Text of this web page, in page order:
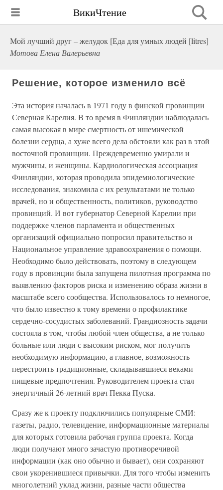
ВикиЧтение
Мой лучший друг – желудок [Еда для умных людей [litres]
Мотова Елена Валерьевна
Решение, которое изменило всё
Эта история началась в 1971 году в финской провинции
Северная Карелия. В то время в Финляндии наблюдалась
самая высокая в мире смертность от ишемической
болезни сердца, а хуже всего дела обстояли как раз в этой
восточной провинции. Преждевременно умирали и
мужчины, и женщины. Кардиологическая ассоциация
Финляндии, которая проводила эпидемиологические
исследования, знакомила с их результатами не только
врачей, но и общественность, политиков, руководство
провинций. И вот губернатор Северной Карелии при
поддержке членов парламента и общественных
организаций официально попросил правительство и
Национальное управление здравоохранения о помощи.
Необходимо было действовать, поэтому в следующем
году в провинции была запущена пилотная программа по
выявлению факторов риска и изменению образа жизни в
масштабе всего сообщества. Использовалось то немногое,
что было известно к тому времени о профилактике
сердечно-сосудистых заболеваний. Грандиозность задачи
состояла в том, чтобы любой член общества, а не только
больные или люди с высоким риском, мог получить
необходимую информацию, а главное, возможность
перестроить традиционные, складывавшиеся веками
пищевые предпочтения. Руководителем проекта стал
энергичный 26-летний врач Пекка Пуска.
Сразу же к проекту подключились популярные СМИ:
газеты, радио, телевидение, информационные материалы
для которых готовила рабочая группа проекта. Когда
люди получают много зачастую противоречивой
информации (как оно обычно и бывает), они сохраняют
свои укоренившиеся привычки. Для того чтобы изменить
многолетний уклад жизни, разные части общества